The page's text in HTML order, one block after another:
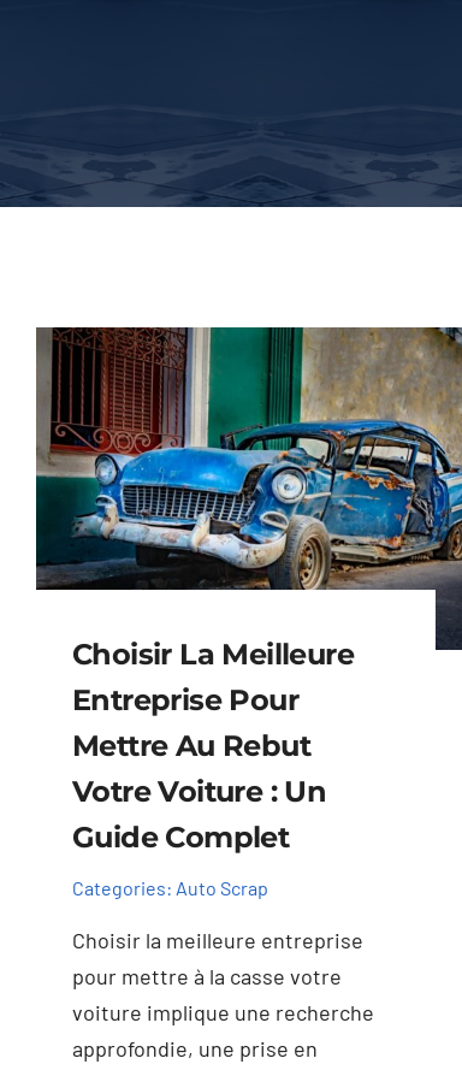
Choisir La Meilleure
Entreprise Pour
Mettre Au Rebut
Votre Voiture : Un
Guide Complet
Categories: Auto Scrap
Choisir la meilleure entreprise
pour mettre à la casse votre
voiture implique une recherche
approfondie, une prise en